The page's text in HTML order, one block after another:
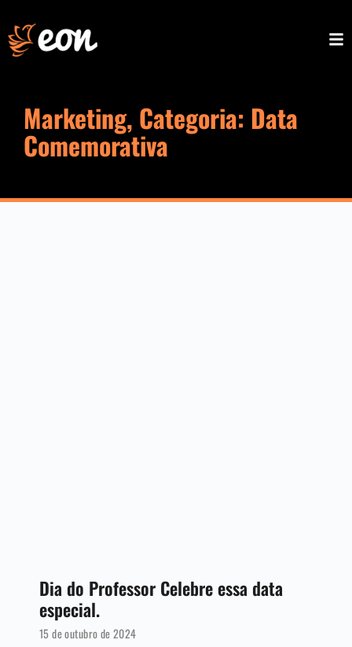
Marketing, Categoria: Data
Comemorativa
Dia do Professor Celebre essa data
especial.
15 de outubro de 2024